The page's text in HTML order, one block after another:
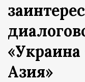
Азия»